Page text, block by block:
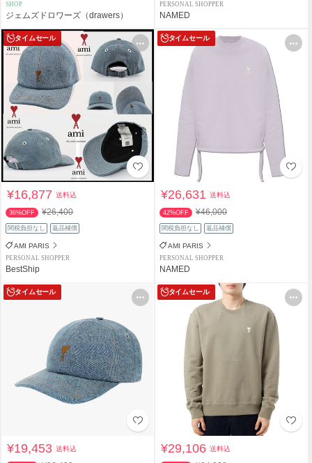
SHOP
ジェムズドロワーズ（drawers）
PERSONAL SHOPPER
NAMED
タイムセール
¥16,877送料込
36%OFF ¥26,400
関税負担なし 返品補償
AMI PARIS
PERSONAL SHOPPER
BestShip
タイムセール
¥26,631送料込
42%OFF ¥46,000
関税負担なし 返品補償
AMI PARIS
PERSONAL SHOPPER
NAMED
タイムセール
¥19,453送料込
タイムセール
¥29,106送料込